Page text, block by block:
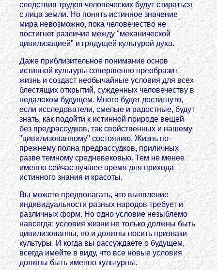
следствия трудов человеческих будут стираться
с лица земли. Но понять истинное значение
мира невозможно, пока человечество не
постигнет различие между "механической
цивилизацией" и грядущей культурой духа.
Даже приблизительное понимание основ
истинной культуры совершенно преобразит
жизнь и создаст необычайные условия для всех
блестящих открытий, сужденных человечеству в
недалеком будущем. Много будет достигнуто,
если исследователи, смелые и радостные, будут
знать, как подойти к истинной природе вещей
без предрассудков, так свойственных и нашему
"цивилизованному" состоянию. Жизнь по-
прежнему полна предрассудков, приличных
разве темному средневековью. Тем не менее
именно сейчас лучшее время для прихода
истинного знания и красоты.
Вы можете предполагать, что выявление
индивидуальности разных народов требует и
различных форм. Но одно условие незыблемо
навсегда: условия жизни не только должны быть
цивилизованны, но и должны носить признаки
культуры. И когда вы рассуждаете о будущем,
всегда имейте в виду, что все новые условия
должны быть именно культурны.